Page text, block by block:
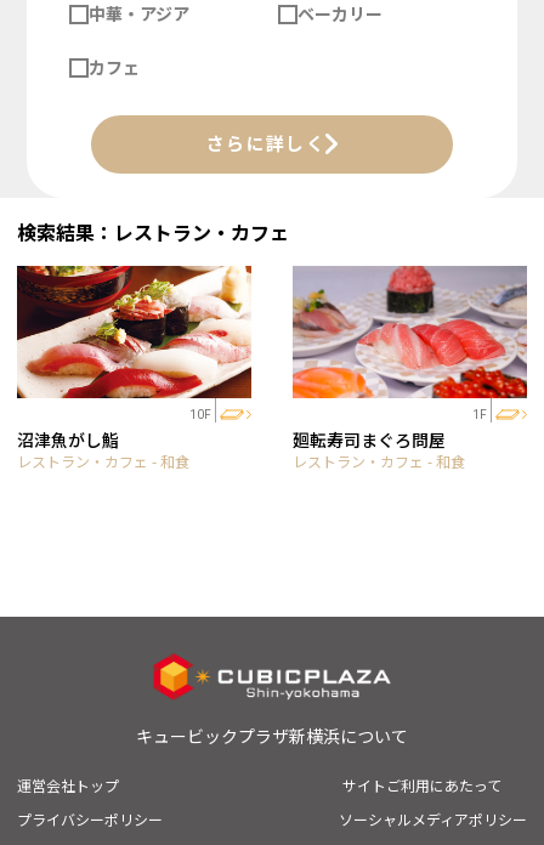
中華・アジア ベーカリー
カフェ
さらに詳しく
検索結果：レストラン・カフェ
10F
沼津魚がし鮨
レストラン・カフェ - 和食
1F
廻転寿司まぐろ問屋
レストラン・カフェ - 和食
キュービックプラザ新横浜について
運営会社トップ
サイトご利用にあたって
プライバシーポリシー
ソーシャルメディアポリシー